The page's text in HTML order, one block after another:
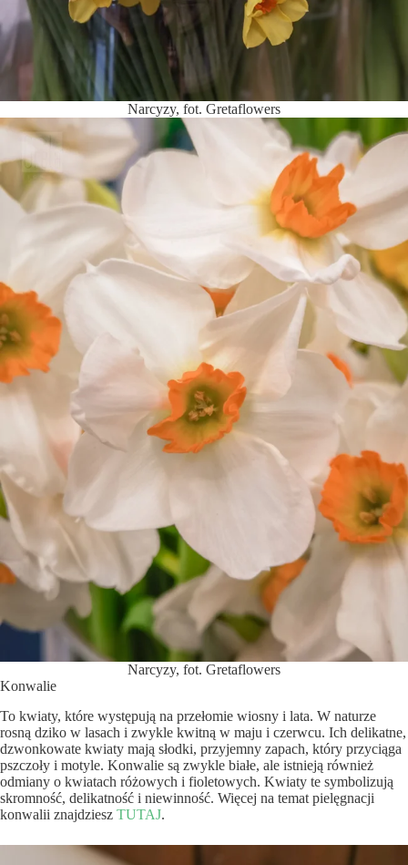
Narcyzy, fot. Gretaflowers
Narcyzy, fot. Gretaflowers
Konwalie
To kwiaty, które występują na przełomie wiosny i lata. W naturze
rosną dziko w lasach i zwykle kwitną w maju i czerwcu. Ich delikatne,
dzwonkowate kwiaty mają słodki, przyjemny zapach, który przyciąga
pszczoły i motyle. Konwalie są zwykle białe, ale istnieją również
odmiany o kwiatach różowych i fioletowych. Kwiaty te symbolizują
skromność, delikatność i niewinność. Więcej na temat pielęgnacji
konwalii znajdziesz TUTAJ.